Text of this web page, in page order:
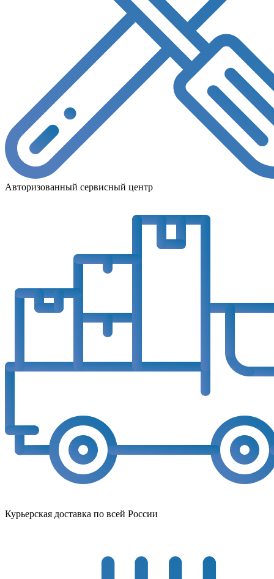
Авторизованный сервисный центр
Курьерская доставка по всей России